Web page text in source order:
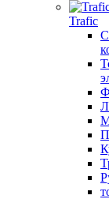
Trafic